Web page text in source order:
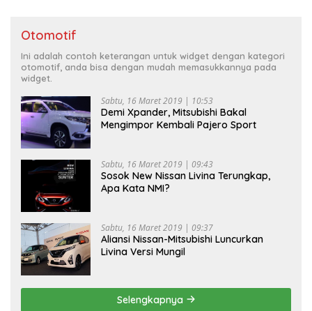
Otomotif
Ini adalah contoh keterangan untuk widget dengan kategori
otomotif, anda bisa dengan mudah memasukkannya pada
widget.
Sabtu, 16 Maret 2019 | 10:53
Demi Xpander, Mitsubishi Bakal
Mengimpor Kembali Pajero Sport
Sabtu, 16 Maret 2019 | 09:43
Sosok New Nissan Livina Terungkap,
Apa Kata NMI?
Sabtu, 16 Maret 2019 | 09:37
Aliansi Nissan-Mitsubishi Luncurkan
Livina Versi Mungil
Selengkapnya